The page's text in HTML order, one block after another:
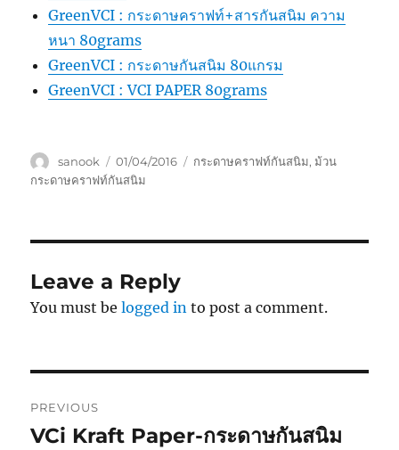
GreenVCI : กระดาษคราฟท์+สารกันสนิม ความ
หนา 80grams
GreenVCI : กระดาษกันสนิม 80แกรม
GreenVCI : VCI PAPER 80grams
Author
sanook
Posted
on
01/04/2016 Tags
กระดาษคราฟท์กันสนิม,ม้วน
กระดาษคราฟท์กันสนิม
Leave a Reply
You must belogged in to post a comment.
navigation
PREVIOUS
Previous
VCi Kraft Paper-กระดาษกันสนิม